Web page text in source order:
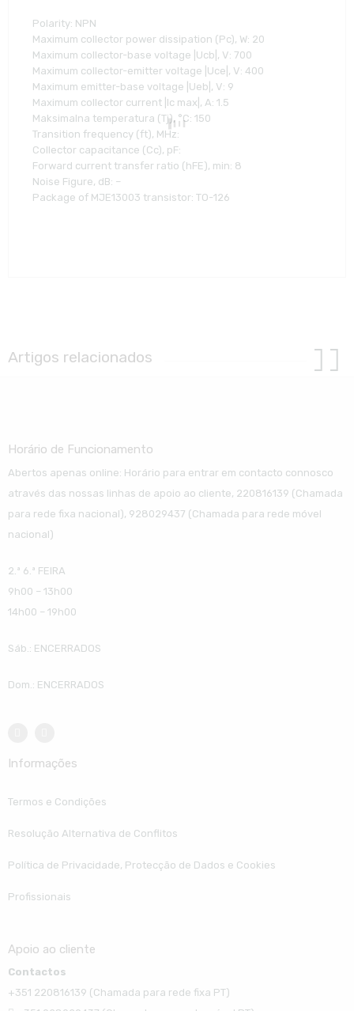
Polarity: NPN
Maximum collector power dissipation (Pc), W: 20
Maximum collector-base voltage |Ucb|, V: 700
Maximum collector-emitter voltage |Uce|, V: 400
Maximum emitter-base voltage |Ueb|, V: 9
Maximum collector current |Ic max|, A: 1.5
Maksimalna temperatura (Tj), °C: 150
Transition frequency (ft), MHz:
Collector capacitance (Cc), pF:
Forward current transfer ratio (hFE), min: 8
Noise Figure, dB: –
Package of MJE13003 transistor: TO-126
Artigos relacionados
Horário de Funcionamento
Abertos apenas online: Horário para entrar em contacto connosco
através das nossas linhas de apoio ao cliente, 220816139 (Chamada
para rede fixa nacional), 928029437 (Chamada para rede móvel
nacional)
2.ª 6.ª FEIRA
9h00 – 13h00
14h00 – 19h00
Sáb.: ENCERRADOS
Dom.: ENCERRADOS
Informações
Termos e Condições
Resolução Alternativa de Conflitos
Política de Privacidade, Protecção de Dados e Cookies
Profissionais
Apoio ao cliente
Contactos
+351 220816139 (Chamada para rede fixa PT)